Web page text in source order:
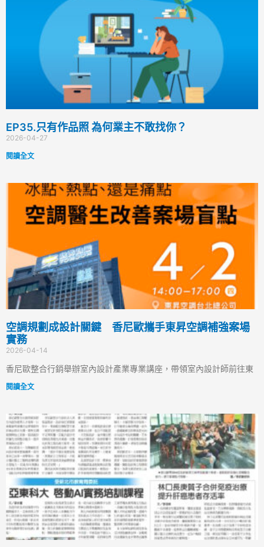
EP35.只有作品照 為何業主不敢找你？
2026-04-27
閱讀全文
空調規劃成設計關鍵 香尼歐攜手東昇空調補強案場
實務
2026-04-14
香尼歐整合行銷舉辦室內設計產業專業講座，帶領室內設計師前往東
閱讀全文